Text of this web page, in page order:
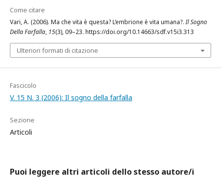
Come citare
Vari, A. (2006). Ma che vita è questa? L’embrione è vita umana?.Il Sogno
Della Farfalla, 15(3), 09–23. https://doi.org/10.14663/sdf.v15i3.313
Ulteriori formati di citazione
Fascicolo
V. 15 N. 3 (2006): Il sogno della farfalla
Sezione
Articoli
Puoi leggere altri articoli dello stesso autore/i